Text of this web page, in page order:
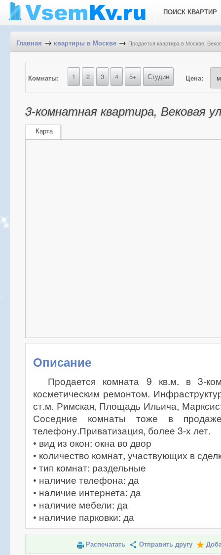
ПОИСК КВАРТИР
Главная → квартиры в Москве → Продается квартира в Москве,
Комнаты: 1 2 3 4 5+ Студии Цена:
3-комнатная квартира, Вековая
Карта
Описание
Продается комната 9 кв.м. в 3-
косметическим ремонтом.
ст.м. Римская, Площадь Ильича,
Соседние комнаты тоже в
телефону.Приватизация, более 3-х лет.
• вид из окон: окна во двор
• количество комнат, участвующих в
• тип комнат: раздельные
• наличие телефона: да
• наличие интернета: да
• наличие мебели: да
• наличие парковки: да
Распечатать Отправить другу